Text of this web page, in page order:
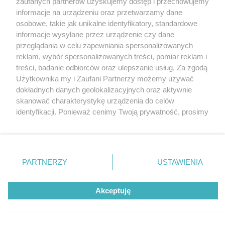
Tarnowskie Góry
Ruda Śląska
Świętochłowice
Tychy
Bytom
Katowice
Gliwice
Zabrze
Zagłębie
Redakcja
Newsletter
Reklama
informacje na urządzeniu oraz przetwarzamy dane
osobowe, takie jak unikalne identyfikatory, standardowe
informacje wysyłane przez urządzenie czy dane
przeglądania w celu zapewniania spersonalizowanych
reklam, wybór spersonalizowanych treści, pomiar reklam i
treści, badanie odbiorców oraz ulepszanie usług. Za zgodą
Użytkownika my i Zaufani Partnerzy możemy używać
dokładnych danych geolokalizacyjnych oraz aktywnie
skanować charakterystykę urządzenia do celów
identyfikacji. Ponieważ cenimy Twoją prywatność, prosimy
prywatności znajdujący się w lewym dolnym rogu strony
. Niektóre rodzaje przetwarzania danych nie wymagają
zgody użytkownika, ale masz prawo sprzeciwić się
takiemu przetwarzaniu. Preferencje będą miały
zastosowania tylko na tej witrynie.
PARTNERZY USTAWIENIA
Akceptuję